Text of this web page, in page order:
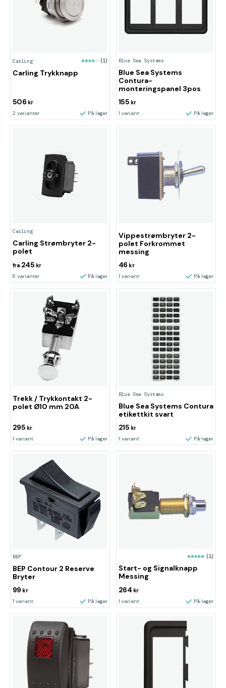
Carling (1)
Carling Trykknapp
506 kr
2 varianter På lager
Blue Sea Systems
Blue Sea Systems
Contura-
monteringspanel 3pos
155 kr
1 variant På lager
Carling
Carling Strømbryter 2-
polet
fra 245 kr
6 varianter På lager
Vippestrømbryter 2-
polet Forkrommet
messing
46 kr
1 variant På lager
Trekk / Trykkontakt 2-
polet Ø10 mm 20A
295 kr
1 variant På lager
Blue Sea Systems
Blue Sea Systems Contura
etikettkit svart
215 kr
1 variant På lager
BEP
BEP Contour 2 Reserve
Bryter
99 kr
1 variant På lager
(1)
Start- og Signalknapp
Messing
264 kr
1 variant På lager